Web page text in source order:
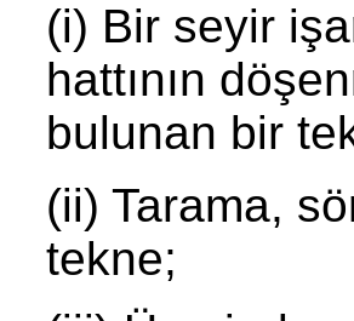
(i) Bir seyir
hattının
bulunan bir
(ii) Tarama,
tekne;